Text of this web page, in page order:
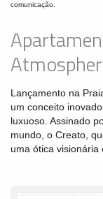
comunicação.
Lançamento na
um conceito
luxuoso. Assinado
mundo, o Creato,
uma ótica visionária